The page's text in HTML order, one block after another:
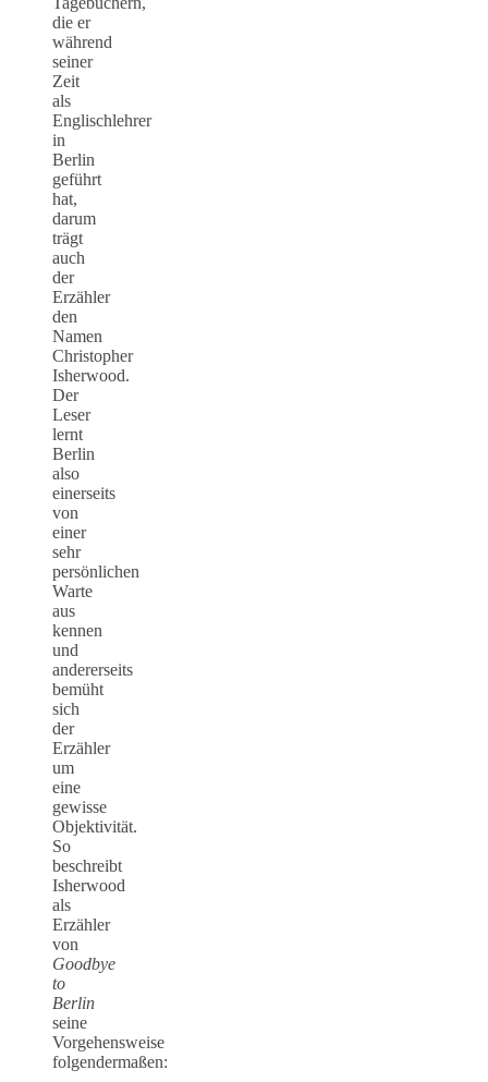
die er
während
seiner
Zeit
als
Englischlehrer
in
Berlin
geführt
hat,
darum
trägt
auch
der
Erzähler
den
Namen
Christopher
Isherwood.
Der
Leser
lernt
Berlin
also
einerseits
von
einer
sehr
persönlichen
Warte
aus
kennen
und
andererseits
bemüht
sich
der
Erzähler
um
eine
gewisse
Objektivität.
So
beschreibt
Isherwood
als
Erzähler
von
Goodbye
to
Berlin
seine
Vorgehensweise
folgendermaßen: